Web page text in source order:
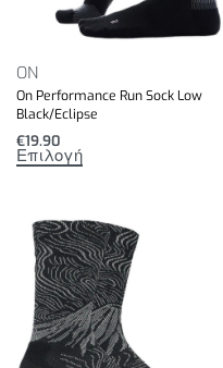
ON
On Performance Run Sock Low
Black/Eclipse
€19.90
Επιλογή